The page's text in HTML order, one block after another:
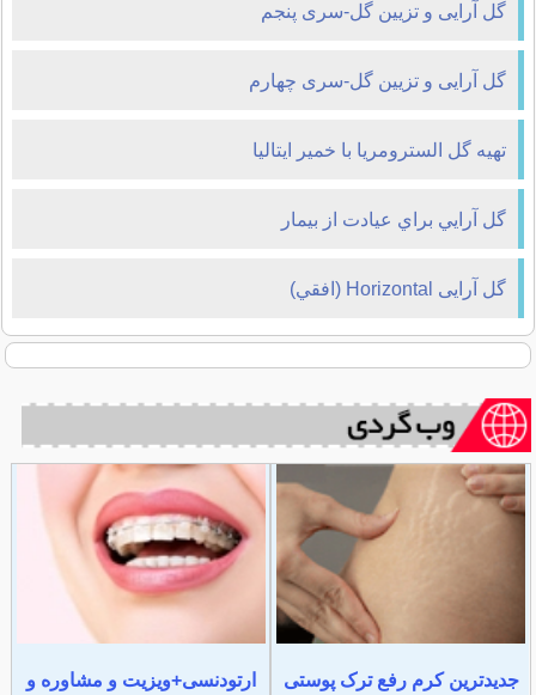
گل آرایی و تزیین گل-سری پنجم
گل آرایی و تزیین گل-سری چهارم
تهیه گل السترومریا با خمیر ایتالیا
گل آرايي براي عيادت از بيمار
گل آرایی Horizontal (افقي)
جدیدترین کرم رفع ترک پوستی
ارتودنسی+ویزیت و مشاوره و